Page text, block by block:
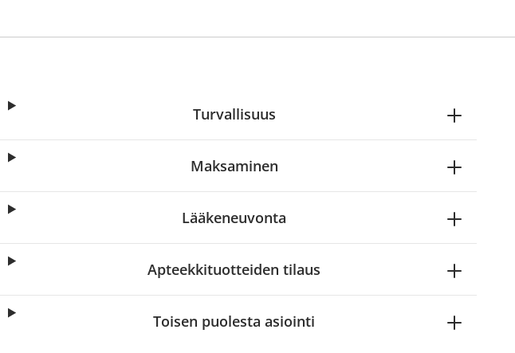
Turvallisuus
Maksaminen
Lääkeneuvonta
Apteekkituotteiden tilaus
Toisen puolesta asiointi